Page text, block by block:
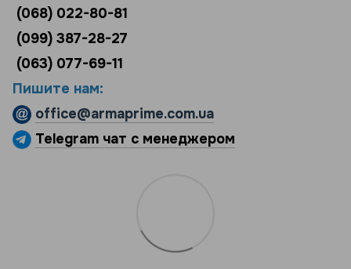
(068) 022-80-81
(099) 387-28-27
(063) 077-69-11
Пишите нам:
office@armaprime.com.ua
Telegram чат с менеджером